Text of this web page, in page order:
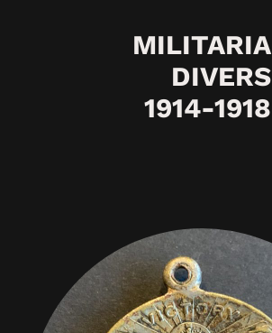
MILITARIA
DIVERS
1914-1918